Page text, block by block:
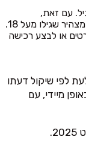
עם זאת,
בהשארת פרטים או רכישה באתר, הגולש מצהיר שגילו מעל 18.
או לבצע רכישה
לפי שיקול דעתו
מיידי, עם